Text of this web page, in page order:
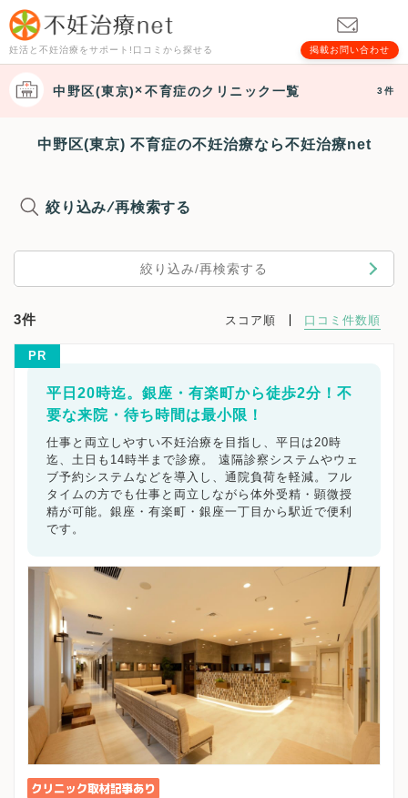
妊活と不妊治療をサポート!口コミから探せる 掲載お問い合わせ
中野区(東京) 不育症のクリニック一覧 3件
中野区(東京) 不育症の不妊治療なら不妊治療net
絞り込み/再検索する
絞り込み/再検索する
3件 スコア順 口コミ件数順
PR
平日20時迄。銀座・有楽町から徒歩2分！不
要な来院・待ち時間は最小限！
仕事と両立しやすい不妊治療を目指し、平日は20時
迄、土日も14時半まで診療。 遠隔診察システムやウェ
ブ予約システムなどを導入し、通院負荷を軽減。フル
タイムの方でも仕事と両立しながら体外受精・顕微授
精が可能。銀座・有楽町・銀座一丁目から駅近で便利
です。